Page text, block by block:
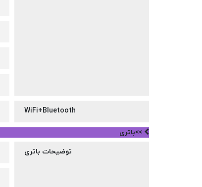
WiFi+Bluetooth
>>باتری
توضیحات باتری